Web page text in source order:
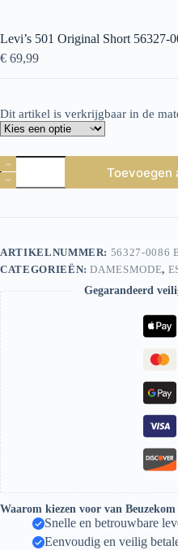
Levi’s 501 Original Short 56327-
€ 69,99
Dit artikel is verkrijgbaar in de
Levi's
501
Original
56327-
aantal
Toevoegen
ARTIKELNUMMER: 56327-0086
CATEGORIEËN:DAMESMODE,
Gegarandeerd
Waarom kiezen voor van Beuzekom
Snelle en betrouwbare
Eenvoudig en veilig